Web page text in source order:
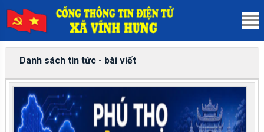
Danh sách tin tức - bài viết